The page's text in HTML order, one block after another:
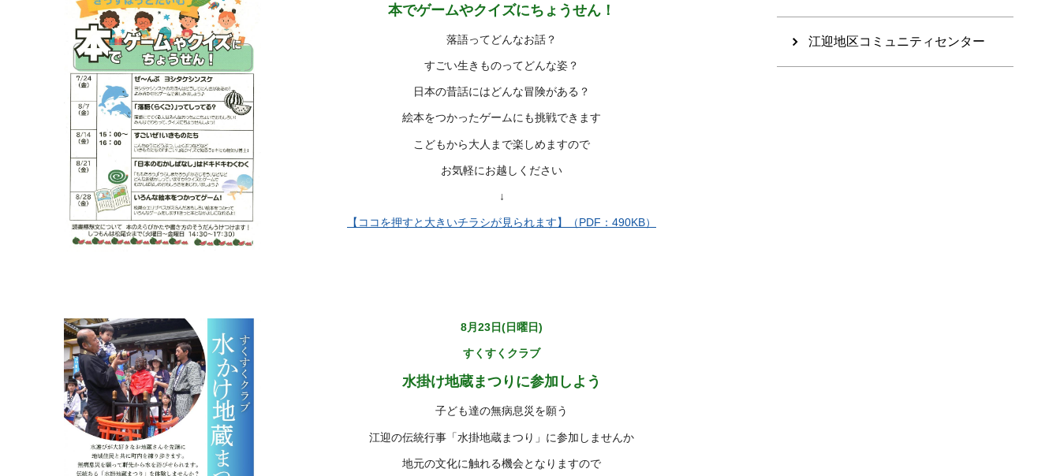
本でゲームやクイズにちょうせん！
落語ってどんなお話？
すごい生きものってどんな姿？
日本の昔話にはどんな冒険がある？
絵本をつかったゲームにも挑戦できます
こどもから大人まで楽しめますので
お気軽にお越しください
↓
【ココを押すと大きいチラシが見られます】（PDF：490KB）
8月23日(日曜日)
すくすくクラブ
水掛け地蔵まつりに参加しよう
子ども達の無病息災を願う
江迎の伝統行事「水掛地蔵まつり」に参加しませんか
地元の文化に触れる機会となりますので
江迎地区コミュニティセンター